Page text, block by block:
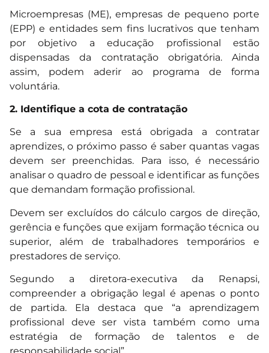
Microempresas (ME), empresas de pequeno porte
(EPP) e entidades sem fins lucrativos que tenham
por objetivo a educação profissional estão
dispensadas da contratação obrigatória. Ainda
assim, podem aderir ao programa de forma
voluntária.
2. Identifique a cota de contratação
Se a sua empresa está obrigada a contratar
aprendizes, o próximo passo é saber quantas vagas
devem ser preenchidas. Para isso, é necessário
analisar o quadro de pessoal e identificar as funções
que demandam formação profissional.
Devem ser excluídos do cálculo cargos de direção,
gerência e funções que exijam formação técnica ou
superior, além de trabalhadores temporários e
prestadores de serviço.
Segundo a diretora-executiva da Renapsi,
compreender a obrigação legal é apenas o ponto
de partida. Ela destaca que “a aprendizagem
profissional deve ser vista também como uma
estratégia de formação de talentos e de